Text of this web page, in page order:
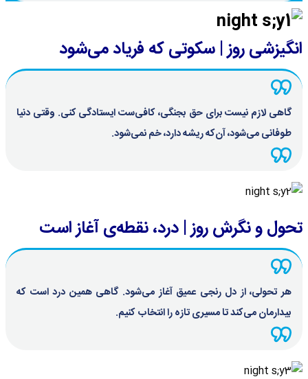
انگیزشی روز | سکوتی که فریاد می‌شود
گاهی لازم نیست برای حق بجنگی، کافی‌ست ایستادگی کنی. وقتی دنیا
طوفانی می‌شود، آن‌که ریشه دارد، خم نمی‌شود.
تحول و نگرش روز | درد، نقطه‌ی آغاز است
هر تحولی، از دل رنجی عمیق آغاز می‌شود. گاهی همین درد است که
بیدارمان می‌کند تا مسیری تازه را انتخاب کنیم.